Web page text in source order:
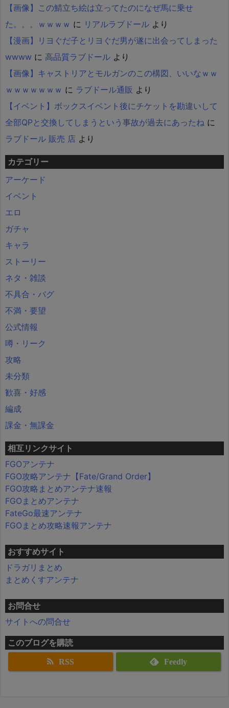
【画像】この鯖立ち絵は立ってたのになぜ馬に乗せ
た。。。ｗｗｗｗ に リアルラブドール より
【漫画】リヨぐだ子とリヨぐだ男が遂に出会ってしまった
wwww に 高品質ラブドール より
【画像】キャストリアとモルガンのこの構図、いいなｗｗ
ｗｗｗｗｗｗｗ に ラブドール通販 より
【イベント】ボックスイベント後にチケットを勘違いして
全部QPと交換してしまうという事故が過去にあったね に
ラブドール 販売 店 より
カテゴリー
アーケード
イベント
エロ
ガチャ
キャラ
ストーリー
ネタ・雑談
不具合・バグ
不満・要望
公式情報
噂・リーク
攻略
未分類
歓喜・好感
編成
課金・無課金
相互リンクサイト
FGOアンテナ
FGO攻略アンテナ【Fate/Grand Order】
FGO攻略まとめアンテナ速報
FGOまとめアンテナ
FateGo最速アンテナ
FGOまとめ攻略速報アンテナ
おすすめサイト
ドラガリまとめ
まとめくすアンテナ
お問合せ
サイトへの問合せ
このブログを購読
RSS Feedly